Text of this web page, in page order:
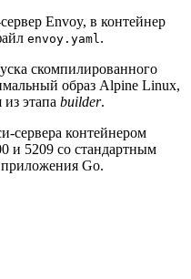
Envoy, в контейнер
envoy.yaml.
скомпилированного
образ Alpine Linux,
этапа builder.
сервера контейнером
и 5209 со стандартным
Go.